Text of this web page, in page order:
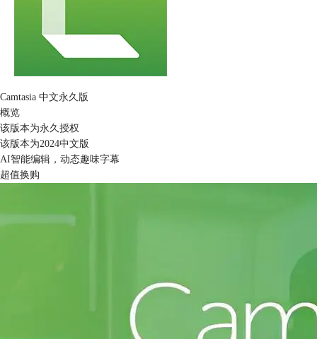
Camtasia 中文永久版
概览
该版本为永久授权
该版本为2024中文版
AI智能编辑，动态趣味字幕
超值换购